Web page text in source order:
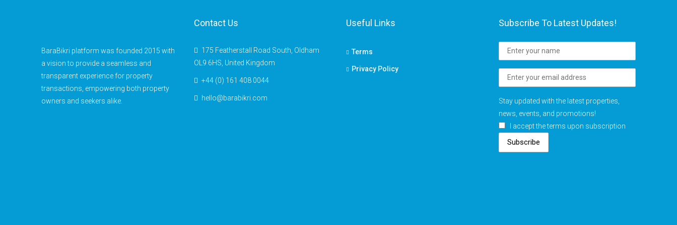
BaraBikri platform was founded 2015 with
a vision to provide a seamless and
transparent experience for property
transactions, empowering both property
owners and seekers alike.
Contact Us
175 Featherstall Road South, Oldham
OL9 6HS, United Kingdom
+44 (0) 161 408 0044
hello@barabikri.com
Useful Links
Terms
Privacy Policy
Subscribe To Latest Updates!
Stay updated with the latest properties,
news, events, and promotions!
I accept the terms upon subscription
Subscribe